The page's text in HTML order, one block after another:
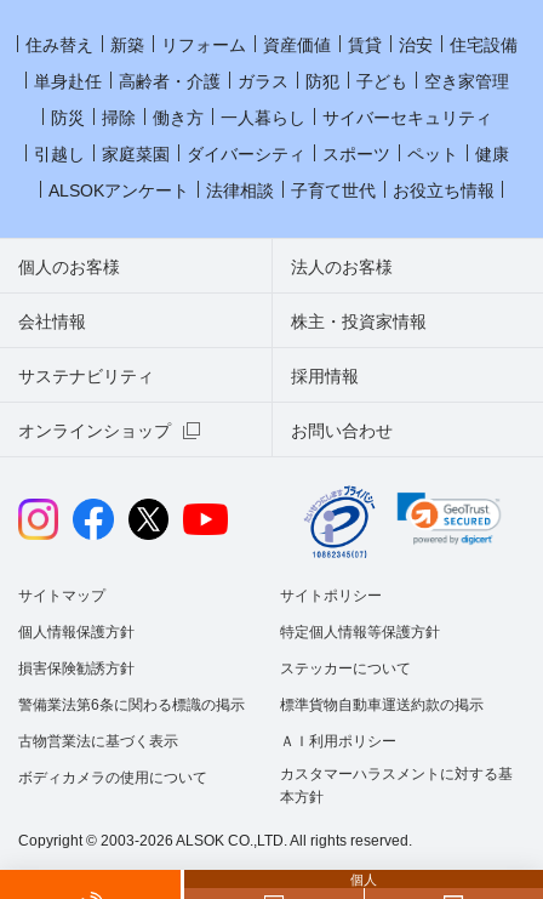
住み替え 新築 リフォーム 資産価値 賃貸 治安
住宅設備
単身赴任
高齢者・介護 ガラス 防犯 子ども
空き家管理
防災
掃除 働き方 一人暮らし
サイバーセキュリティ
引越し
家庭菜園 ダイバーシティ スポーツ ペット
健康
ALSOKアンケート
法律相談 子育て世代 お役立ち情報
個人
個人のお客様 法人のお客様
会社情報 株主・投資家情報
サステナビリティ
オンラインショップ お問い合わせ
採用情報
サイトマップ サイトポリシー
個人情報保護方針 特定個人情報等保護方針
損害保険勧誘方針 ステッカーについて
警備業法第6条に関わる標識の掲示 標準貨物自動車運送約款の掲示
古物営業法に基づく表示 ＡＩ利用ポリシー
ボディカメラの使用について
カスタマーハラスメントに対する基
本方針
Copyright © 2003-2026 ALSOK CO.,LTD. All rights reserved.